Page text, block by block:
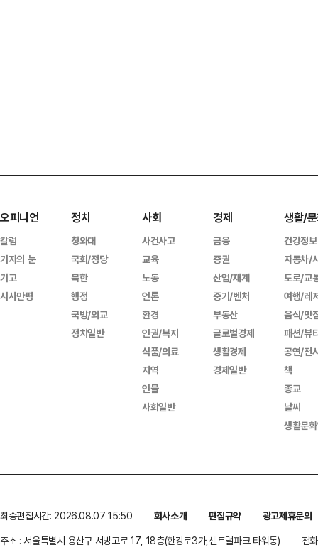
오피니언
칼럼
기자의 눈
기고
시사만평
정치
청와대
국회/정당
북한
행정
국방/외교
정치일반
사회
사건사고
교육
노동
언론
환경
인권/복지
식품/의료
지역
인물
사회일반
경제
금융
증권
산업/재계
중기/벤처
부동산
글로벌경제
생활경제
경제일반
생활/
건강정보
자동차/
도로/교
여행/레
음식/맛
패션/뷰
공연/전
책
종교
날씨
생활문
최종편집시간: 2026.08.07 15:50 회사소개 편집규약
광고제휴문의
주소 : 서울특별시 용산구 서빙고로 17, 18층(한강로3가,센트럴파크 타워동)
전